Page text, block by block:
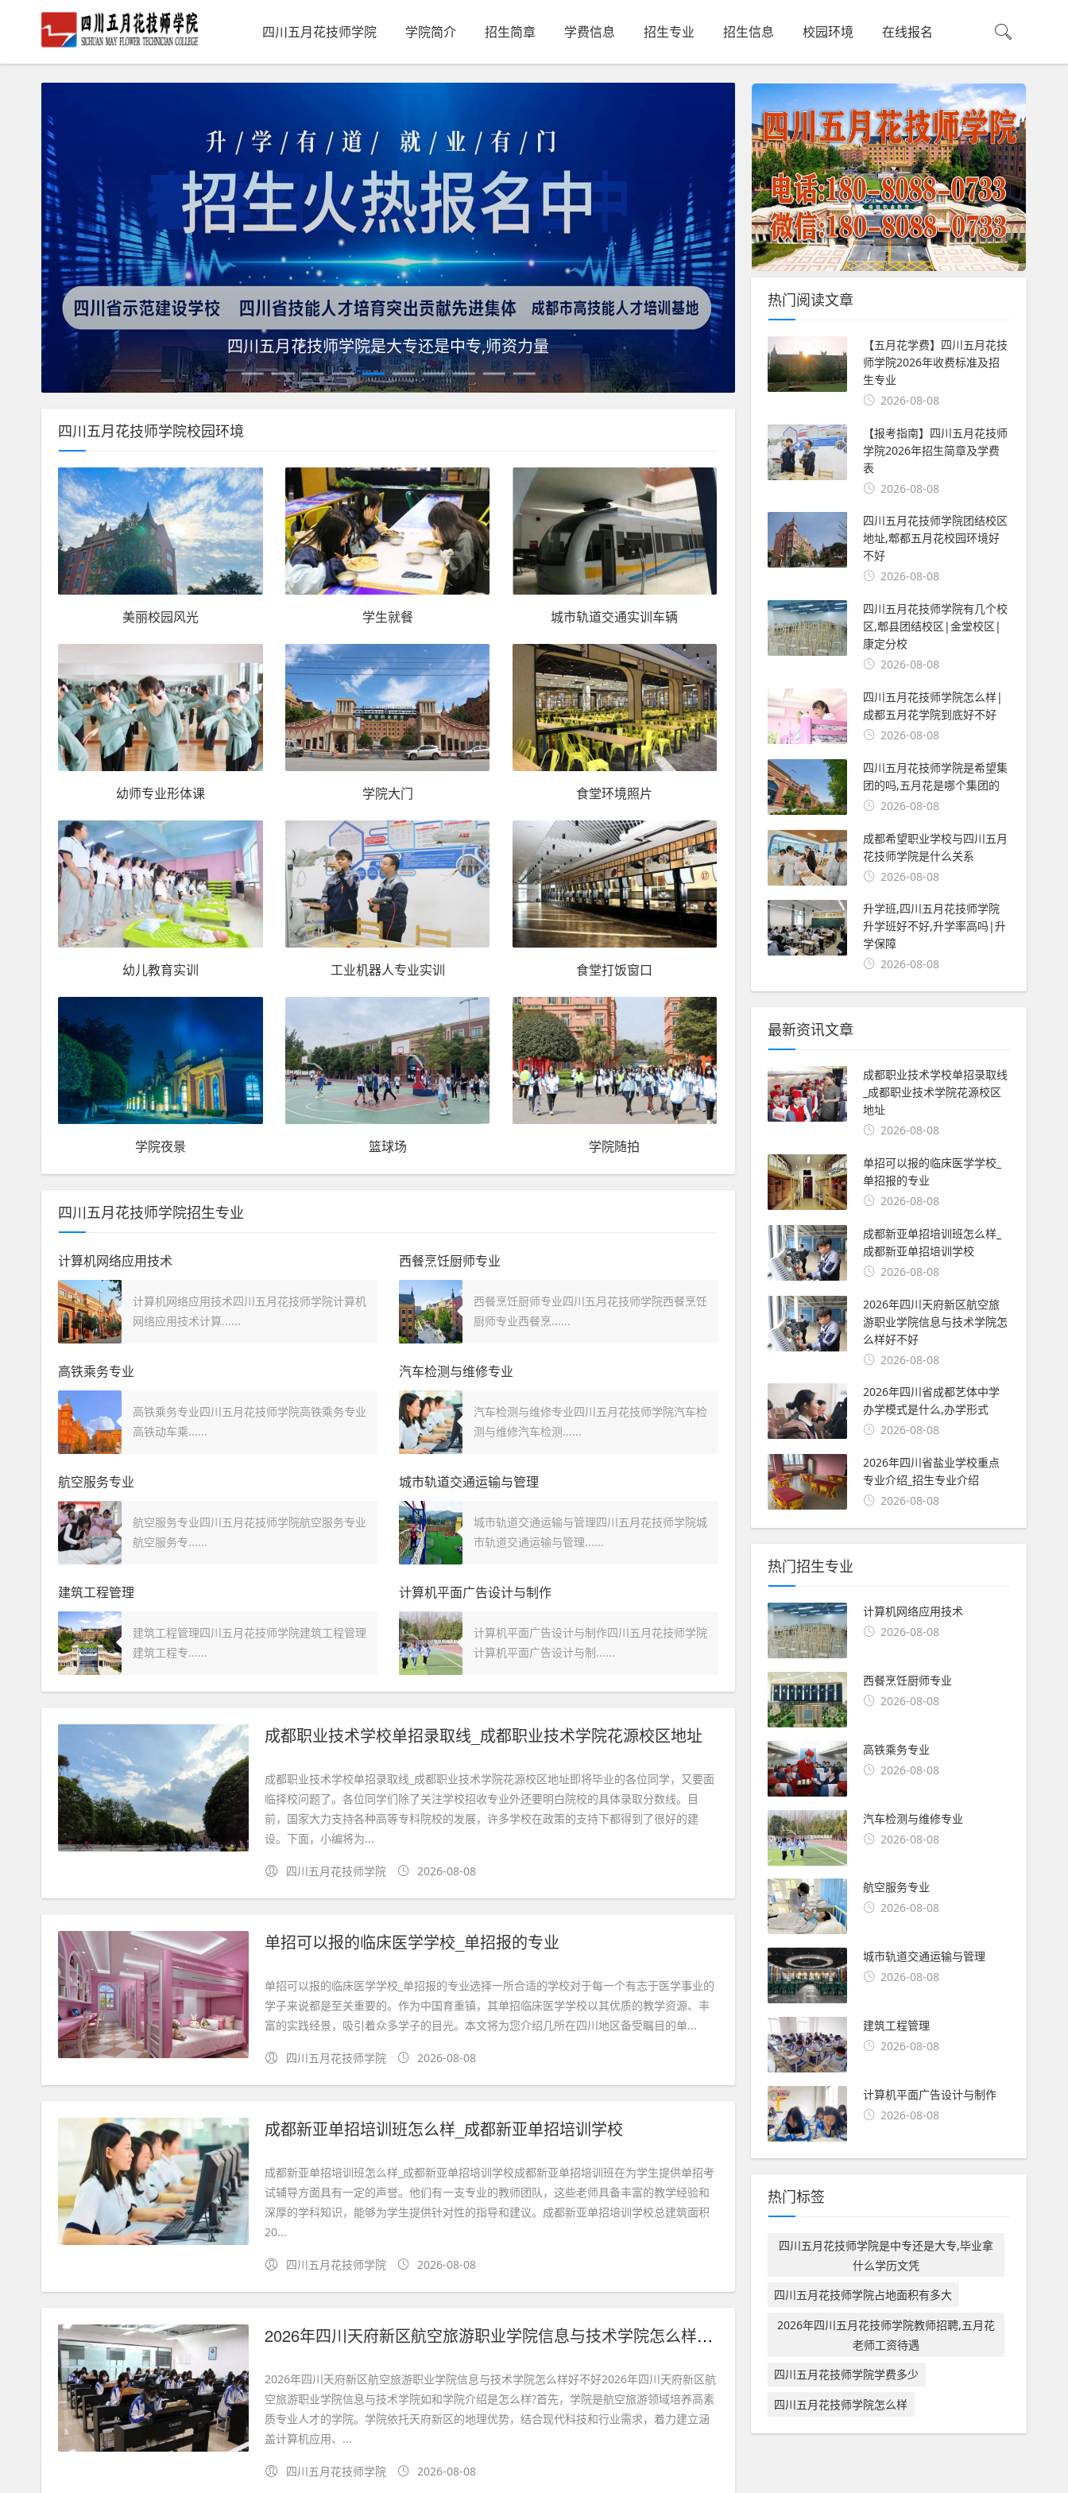
四川五月花技师学院 学院简介 招生简章 学费信息 招生专业 招生信息 校园环境 在线报名
四川五月花技师学院是大专还是中专,师资力量 四川五月花
四川五月花技师学院校园环境
美丽校园风光 学生就餐 城市轨道交通实训车辆
幼师专业形体课 学院大门 食堂环境照片
幼儿教育实训 工业机器人专业实训 食堂打饭窗口
学院夜景 篮球场 学院随拍
四川五月花技师学院招生专业
计算机网络应用技术
计算机网络应用技术四川五月花技师学院计算机
网络应用技术计算......
西餐烹饪厨师专业
西餐烹饪厨师专业四川五月花技师学院西餐烹饪
厨师专业西餐烹......
高铁乘务专业
高铁乘务专业四川五月花技师学院高铁乘务专业
高铁动车乘......
汽车检测与维修专业
汽车检测与维修专业四川五月花技师学院汽车检
测与维修汽车检测......
航空服务专业
航空服务专业四川五月花技师学院航空服务专业
航空服务专......
城市轨道交通运输与管理
城市轨道交通运输与管理四川五月花技师学院城
市轨道交通运输与管理......
建筑工程管理
建筑工程管理四川五月花技师学院建筑工程管理
建筑工程专......
计算机平面广告设计与制作
计算机平面广告设计与制作四川五月花技师学院
计算机平面广告设计与制......
成都职业技术学校单招录取线_成都职业技术学院花源校区地址
成都职业技术学校单招录取线_成都职业技术学院花源校区地址即将毕业的各位同学，又要面
临择校问题了。各位同学们除了关注学校招收专业外还要明白院校的具体录取分数线。目
前，国家大力支持各种高等专科院校的发展，许多学校在政策的支持下都得到了很好的建
设。下面，小编将为...
四川五月花技师学院 2026-08-08
单招可以报的临床医学学校_单招报的专业
单招可以报的临床医学学校_单招报的专业选择一所合适的学校对于每一个有志于医学事业的
学子来说都是至关重要的。作为中国育重镇，其单招临床医学学校以其优质的教学资源、丰
富的实践经景，吸引着众多学子的目光。本文将为您介绍几所在四川地区备受瞩目的单...
四川五月花技师学院 2026-08-08
成都新亚单招培训班怎么样_成都新亚单招培训学校
成都新亚单招培训班怎么样_成都新亚单招培训学校成都新亚单招培训班在为学生提供单招考
试辅导方面具有一定的声誉。他们有一支专业的教师团队，这些老师具备丰富的教学经验和
深厚的学科知识，能够为学生提供针对性的指导和建议。成都新亚单招培训学校总建筑面积
20...
四川五月花技师学院 2026-08-08
2026年四川天府新区航空旅游职业学院信息与技术学院怎么样好不好
2026年四川天府新区航空旅游职业学院信息与技术学院怎么样好不好2026年四川天府新区航
空旅游职业学院信息与技术学院如和学院介绍是怎么样?首先，学院是航空旅游领域培养高素
质专业人才的学院。学院依托天府新区的地理优势，结合现代科技和行业需求，着力建立涵
盖计算机应用、...
四川五月花技师学院 2026-08-08
热门阅读文章
【五月花学费】四川五月花技
师学院2026年收费标准及招
生专业
2026-08-08
【报考指南】四川五月花技师
学院2026年招生简章及学费
表
2026-08-08
四川五月花技师学院团结校区
地址,郫都五月花校园环境好
不好
2026-08-08
四川五月花技师学院有几个校
区,郫县团结校区|金堂校区|
康定分校
2026-08-08
四川五月花技师学院怎么样|
成都五月花学院到底好不好
2026-08-08
四川五月花技师学院是希望集
团的吗,五月花是哪个集团的
2026-08-08
成都希望职业学校与四川五月
花技师学院是什么关系
2026-08-08
升学班,四川五月花技师学院
升学班好不好,升学率高吗|升
学保障
2026-08-08
最新资讯文章
成都职业技术学校单招录取线
_成都职业技术学院花源校区
地址
2026-08-08
单招可以报的临床医学学校_
单招报的专业
2026-08-08
成都新亚单招培训班怎么样_
成都新亚单招培训学校
2026-08-08
2026年四川天府新区航空旅
游职业学院信息与技术学院怎
么样好不好
2026-08-08
2026年四川省成都艺体中学
办学模式是什么,办学形式
2026-08-08
2026年四川省盐业学校重点
专业介绍_招生专业介绍
2026-08-08
热门招生专业
计算机网络应用技术
2026-08-08
西餐烹饪厨师专业
2026-08-08
高铁乘务专业
2026-08-08
汽车检测与维修专业
2026-08-08
航空服务专业
2026-08-08
城市轨道交通运输与管理
2026-08-08
建筑工程管理
2026-08-08
计算机平面广告设计与制作
2026-08-08
热门标签
四川五月花技师学院是中专还是大专,毕业拿
什么学历文凭
四川五月花技师学院占地面积有多大
2026年四川五月花技师学院教师招聘,五月花
老师工资待遇
四川五月花技师学院学费多少
四川五月花技师学院怎么样